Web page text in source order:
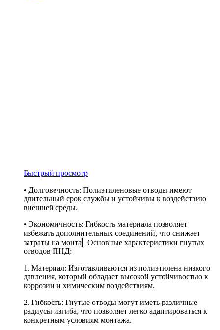
Быстрый просмотр
• Долговечность: Полиэтиленовые отводы имеют
длительный срок службы и устойчивы к воздействию
внешней среды.
• Экономичность: Гибкость материала позволяет
избежать дополнительных соединений, что снижает
затраты на монта▎Основные характеристики гнутых
отводов ПНД:
1. Материал: Изготавливаются из полиэтилена низкого
давления, который обладает высокой устойчивостью к
коррозии и химическим воздействиям.
2. Гибкость: Гнутые отводы могут иметь различные
радиусы изгиба, что позволяет легко адаптироваться к
конкретным условиям монтажа.